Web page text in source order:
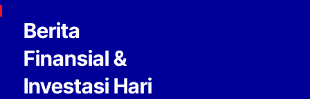
Skip to content
Berita
Finansial &
Investasi Hari